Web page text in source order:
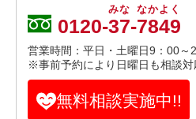
0120-37
みな
-7849
なかよく
営業時間：平日・土曜日9：00～
※事前予約により日曜日も相談対
無料相談実施中!!